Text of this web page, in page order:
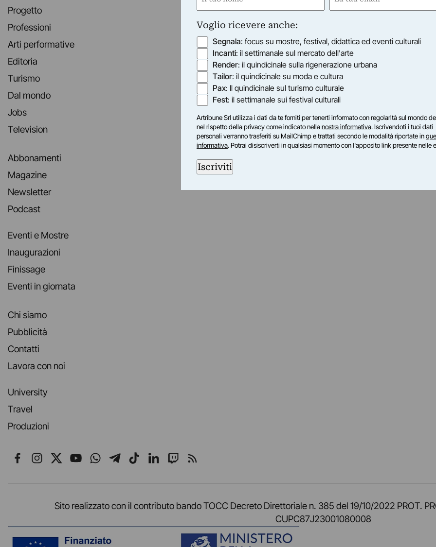
Progetto
Professioni
Arti performative
Editoria
Turismo
Dal mondo
Jobs
Television
Abbonamenti
Magazine
Newsletter
Podcast
Eventi e Mostre
Inaugurazioni
Finissage
Eventi in giornata
Chi siamo
Pubblicità
Contatti
Lavora con noi
University
Travel
Produzioni
Seguici su Facebook
Seguici su Instagram
Seguici su X
Seguici su YouTube
Seguici su WhatsApp
Seguici su Telegram
Seguici su TikTok
Seguici su LinkedIn
Seguici su Twitch
Seguici su Rss
Sito realizzato con il contributo bando TOCC Decreto Direttoriale n. 385 del 19/10/2022 PROT.
CUPC87J23001080008
Voglio ricevere anche:
Segnala: focus su mostre, festival, didattica ed eventi culturali
Incanti: il settimanale sul mercato dell'arte
Render: il quindicinale sulla rigenerazione urbana
Tailor: il quindicinale su moda e cultura
Pax: Il quindicinale sul turismo culturale
Fest: il settimanale sui festival culturali
Artribune Srl utilizza i dati da te forniti per tenerti informato con regolarità sul mondo
nel rispetto della privacy come indicato nellanostra informativa. Iscrivendoti i tuoi dati
personali verranno trasferiti su MailChimp e trattati secondo le modalità riportate in
informativa. Potrai disiscriverti in qualsiasi momento con l'apposito link presente nelle
Iscriviti